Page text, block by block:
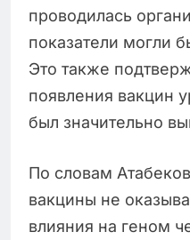
проводилась
показатели могли
Это также
появления вакцин
был значительно
По словам
вакцины не
влияния на геном